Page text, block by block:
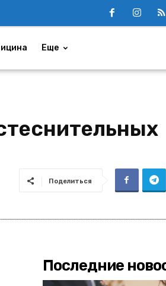
Еще
Поделиться
Последние